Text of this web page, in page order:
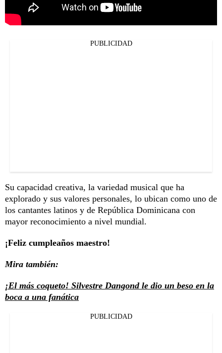
PUBLICIDAD
Su capacidad creativa, la variedad musical que ha
explorado y sus valores personales, lo ubican como uno de
los cantantes latinos y de República Dominicana con
mayor reconocimiento a nivel mundial.
¡Feliz cumpleaños maestro!
Mira también:
¡El más coqueto! Silvestre Dangond le dio un beso en la
boca a una fanática
PUBLICIDAD